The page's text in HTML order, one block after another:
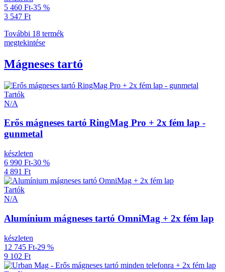
5 460 Ft-35 %
3 547 Ft
További 18 termék
megtekintése
Mágneses tartó
Tartók
N/A
Erős mágneses tartó RingMag Pro + 2x fém lap -
gunmetal
készleten
6 990 Ft-30 %
4 891 Ft
Tartók
N/A
Alumínium mágneses tartó OmniMag + 2x fém lap
készleten
12 745 Ft-29 %
9 102 Ft